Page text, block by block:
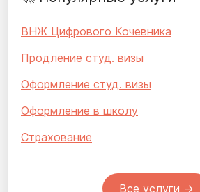
ВНЖ Цифрового Кочевника
Продление студ. визы
Оформление студ. визы
Оформление в школу
Страхование
Все услуги ->